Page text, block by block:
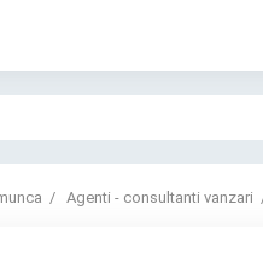
Agenti - consultanti vanzari